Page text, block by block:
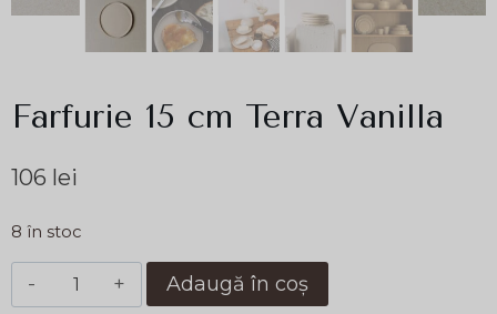
Farfurie 15 cm Terra Vanilla
106 lei
8 în stoc
Cantitate
Farfurie
Adaugă în coș